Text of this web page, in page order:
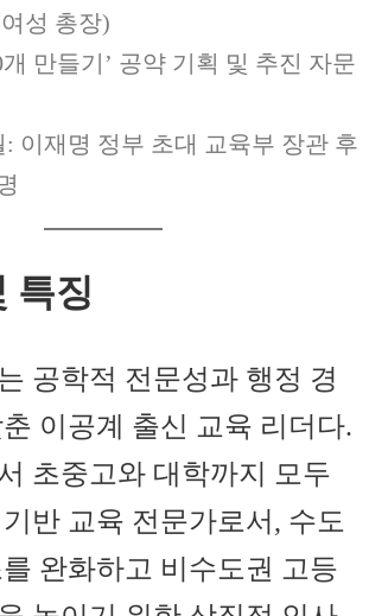
성 총장)
개 만들기’ 공약 기획 및 추진 자문
: 이재명 정부 초대 교육부 장관 후
특징
공학적 전문성과 행정 경
이공계 출신 교육 리더다.
초중고와 대학까지 모두
반 교육 전문가로서, 수도
완화하고 비수도권 고등